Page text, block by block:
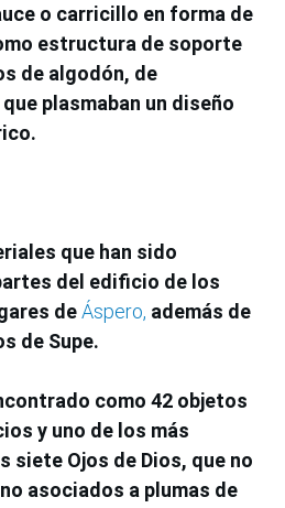
o carricillo en forma de
estructura de soporte
de algodón, de
plasmaban un diseño
que han sido
del edificio de los
deÁspero, además de
de Supe.
como 42 objetos
y uno de los más
siete Ojos de Dios, que no
asociados a plumas de